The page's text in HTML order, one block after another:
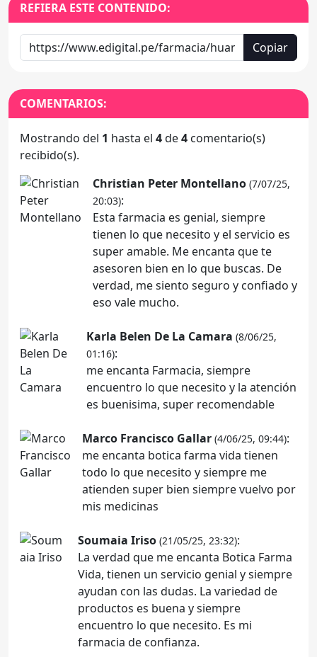
REFIERA ESTE CONTENIDO:
Copiar
COMENTARIOS:
Mostrando del 1 hasta el 4de4 comentario(s)
recibido(s).
Christian Peter Montellano (7/07/25,
20:03):
Esta farmacia es genial, siempre
tienen lo que necesito y el servicio es
super amable. Me encanta que te
asesoren bien en lo que buscas. De
verdad, me siento seguro y confiado y
eso vale mucho.
Karla Belen De La Camara (8/06/25,
01:16):
me encanta Farmacia, siempre
encuentro lo que necesito y la atención
es buenisima, super recomendable
Marco Francisco Gallar (4/06/25, 09:44):
me encanta botica farma vida tienen
todo lo que necesito y siempre me
atienden super bien siempre vuelvo por
mis medicinas
Soumaia Iriso (21/05/25, 23:32):
La verdad que me encanta Botica Farma
Vida, tienen un servicio genial y siempre
ayudan con las dudas. La variedad de
productos es buena y siempre
encuentro lo que necesito. Es mi
farmacia de confianza.